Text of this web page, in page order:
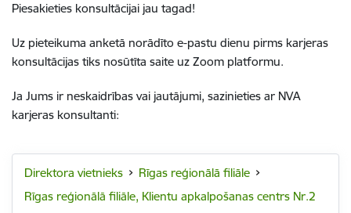
Piesakieties konsultācijai jau tagad!
Uz pieteikuma anketā norādīto e-pastu dienu pirms karjeras
konsultācijas tiks nosūtīta saite uz Zoom platformu.
Ja Jums ir neskaidrības vai jautājumi, sazinieties ar NVA
karjeras konsultanti:
Direktora vietnieks
Rīgas reģionālā filiāle
Rīgas reģionālā filiāle, Klientu apkalpošanas centrs Nr.2